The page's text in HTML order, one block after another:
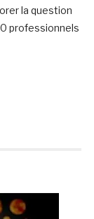
la question
professionnels